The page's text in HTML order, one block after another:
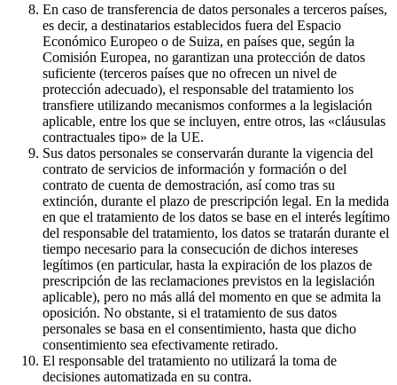
En caso de transferencia de datos personales a terceros países,
es decir, a destinatarios establecidos fuera del Espacio
Económico Europeo o de Suiza, en países que, según la
Comisión Europea, no garantizan una protección de datos
suficiente (terceros países que no ofrecen un nivel de
protección adecuado), el responsable del tratamiento los
transfiere utilizando mecanismos conformes a la legislación
aplicable, entre los que se incluyen, entre otros, las «cláusulas
contractuales tipo» de la UE.
Sus datos personales se conservarán durante la vigencia del
contrato de servicios de información y formación o del
contrato de cuenta de demostración, así como tras su
extinción, durante el plazo de prescripción legal. En la medida
en que el tratamiento de los datos se base en el interés legítimo
del responsable del tratamiento, los datos se tratarán durante el
tiempo necesario para la consecución de dichos intereses
legítimos (en particular, hasta la expiración de los plazos de
prescripción de las reclamaciones previstos en la legislación
aplicable), pero no más allá del momento en que se admita la
oposición. No obstante, si el tratamiento de sus datos
personales se basa en el consentimiento, hasta que dicho
consentimiento sea efectivamente retirado.
El responsable del tratamiento no utilizará la toma de
decisiones automatizada en su contra.